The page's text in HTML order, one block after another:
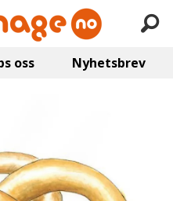
oss Nyhetsbrev